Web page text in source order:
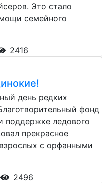
Это стало
семейного
2416
день редких
фонд
поддержке ледового
прекрасное
с орфанными
2496